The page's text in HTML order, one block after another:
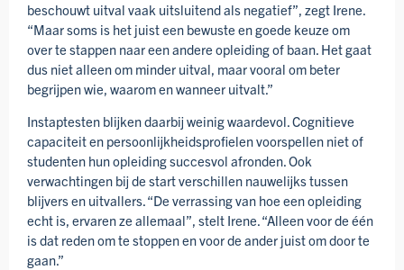
beschouwt uitval vaak uitsluitend als negatief”, zegt Irene.
“Maar soms is het juist een bewuste en goede keuze om
over te stappen naar een andere opleiding of baan. Het gaat
dus niet alleen om minder uitval, maar vooral om beter
begrijpen wie, waarom en wanneer uitvalt.”
Instap­testen blijken daarbij weinig waardevol. Cognitieve
capaciteit en persoonlijk­heids­profielen voor­spellen niet of
studenten hun opleiding succesvol afronden. Ook
verwachtingen bij de start verschillen nauwelijks tussen
blijvers en uitvallers. “De verrassing van hoe een opleiding
echt is, ervaren ze allemaal”, stelt Irene. “Alleen voor de één
is dat reden om te stoppen en voor de ander juist om door te
gaan.”